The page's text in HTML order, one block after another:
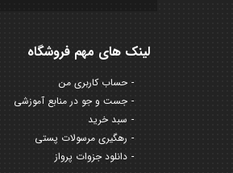
لینک های مهم فروشگاه
حساب کاربری من
جست و جو در منابع آموزشی
سبد خرید
رهگیری مرسولات پستی
دانلود جزوات پرواز